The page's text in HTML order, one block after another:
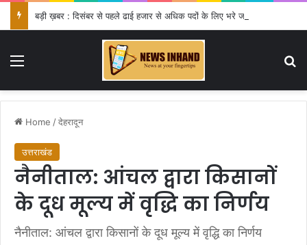
बड़ी ख़बर : दिसंबर से पहले ढाई हजार से अधिक पदों के लिए भरे जाएंगे फार्म
Menu
Home /देहरादून
उत्तराखंड
नैनीताल: आंचल द्वारा किसानों
के दूध मूल्य में वृद्धि का निर्णय
नैनीताल: आंचल द्वारा किसानों के दूध मूल्य में वृद्धि का निर्णय